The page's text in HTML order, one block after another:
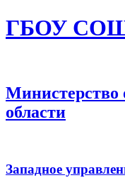
ГБОУ
Министерство
области
Западное